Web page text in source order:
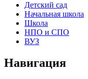
Детский сад
Начальная школа
Школа
НПО и СПО
ВУЗ
Навигация